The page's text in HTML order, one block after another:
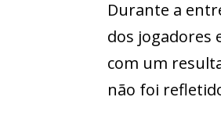
Durante a
dos jogadores
com um
não foi